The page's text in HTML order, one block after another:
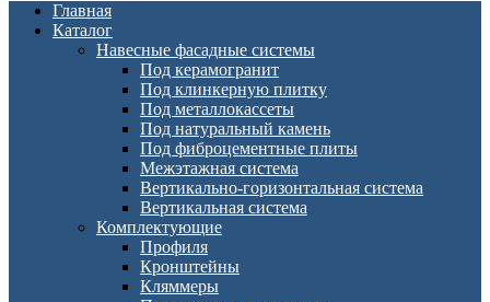
Главная
Каталог
Навесные фасадные системы
Под керамогранит
Под клинкерную плитку
Под металлокассеты
Под натуральный камень
Под фиброцементные плиты
Межэтажная система
Вертикально-горизонтальная система
Вертикальная система
Комплектующие
Профиля
Кронштейны
Кляммеры